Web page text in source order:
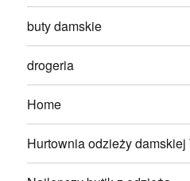
buty damskie
drogeria
Home
Hurtownia odzieży damskiej